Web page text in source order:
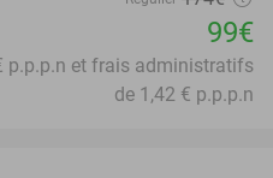
99€
p.p.p.n et frais administratifs
de 1,42 € p.p.p.n